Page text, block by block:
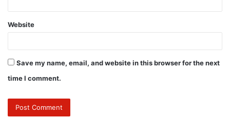
Website
Save my name, email, and website in this browser for the next
time I comment.